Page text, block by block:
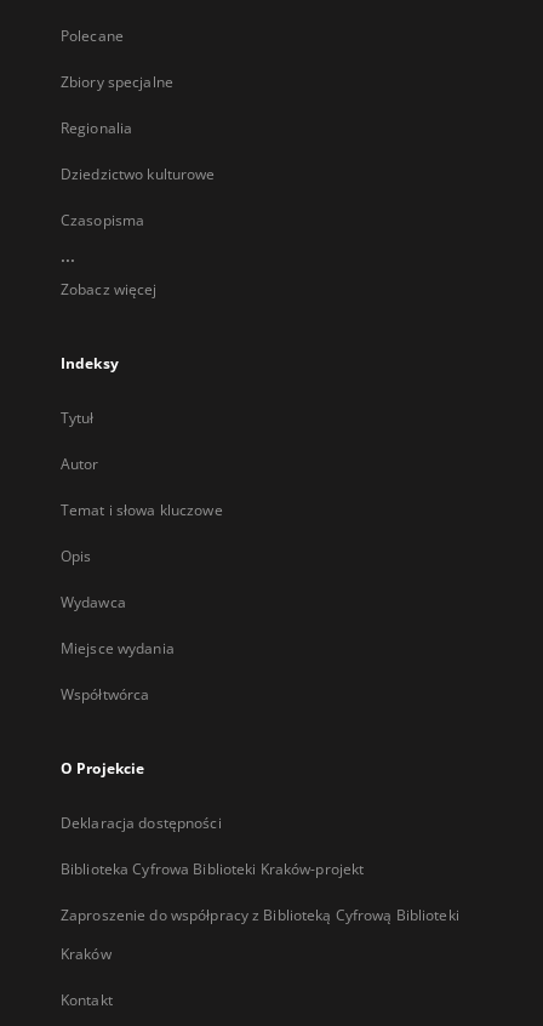
Polecane
Zbiory specjalne
Regionalia
Dziedzictwo kulturowe
Czasopisma
...
Zobacz więcej
Indeksy
Tytuł
Autor
Temat i słowa kluczowe
Opis
Wydawca
Miejsce wydania
Współtwórca
O Projekcie
Deklaracja dostępności
Biblioteka Cyfrowa Biblioteki Kraków-projekt
Zaproszenie do współpracy z Biblioteką Cyfrową Biblioteki
Kraków
Kontakt